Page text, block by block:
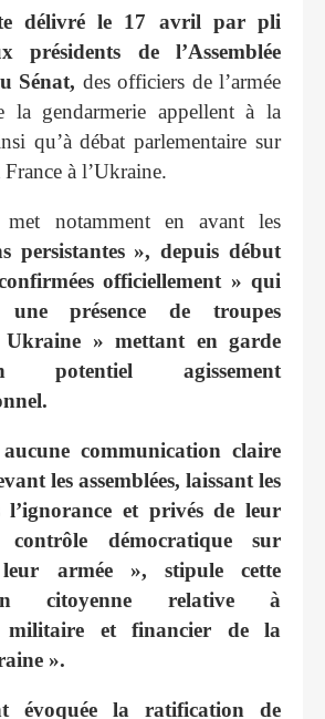
délivré le 17 avril par pli
présidents de l’Assemblée
Sénat, des officiers de l’armée
la gendarmerie appellent à la
qu’à débat parlementaire sur
à l’Ukraine.
met notamment en avant les
persistantes », depuis début
officiellement » qui
présence de troupes
Ukraine » mettant en garde
agissement
communication claire
les assemblées, laissant les
l’ignorance et privés de leur
démocratique sur
armée », stipule cette
citoyenne relative à
militaire et financier de la
».
évoquée la ratification de